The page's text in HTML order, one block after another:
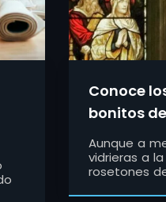
Conoce
bonitos
Aunque a
vidrieras a
rosetones